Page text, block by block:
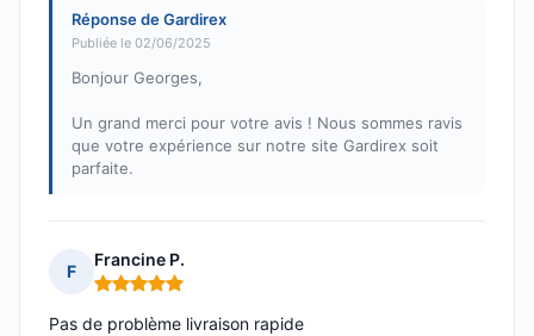
Réponse de Gardirex
Publiée le 02/06/2025
Bonjour Georges,
Un grand merci pour votre avis ! Nous sommes ravis
que votre expérience sur notre site Gardirex soit
parfaite.
F
Francine P.
Note : 5 sur 5
Pas de problème livraison rapide